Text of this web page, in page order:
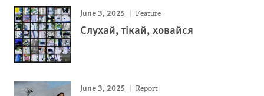
June 3, 2025 Feature
Слухай, тікай, ховайся
June 3, 2025 Report